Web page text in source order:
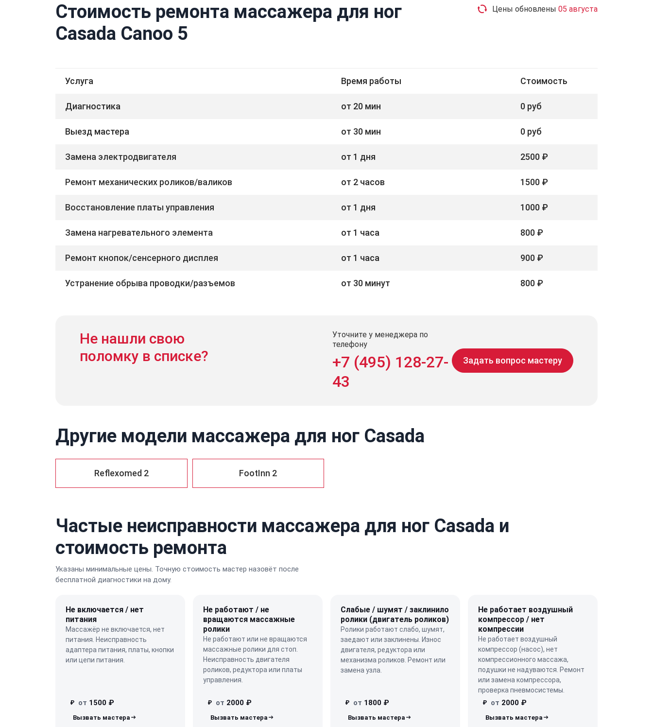
Стоимость ремонта массажера для ног
Casada Canoo 5
Цены обновлены 05 августа
Услуга Время работы Стоимость
Диагностика от 20 мин 0 руб
Выезд мастера от 30 мин 0 руб
Замена электродвигателя от 1 дня 2500 ₽
Ремонт механических роликов/валиков от 2 часов 1500 ₽
Восстановление платы управления от 1 дня 1000 ₽
Замена нагревательного элемента от 1 часа 800 ₽
Ремонт кнопок/сенсерного дисплея от 1 часа 900 ₽
Устранение обрыва проводки/разъемов от 30 минут 800 ₽
Не нашли свою
поломку в списке?
Уточните у менеджера по
телефону
+7 (495) 128-27-
43
Задать вопрос мастеру
Другие модели массажера для ног Casada
Reflexomed 2 FootInn 2
Частые неисправности массажера для ног Casada и
стоимость ремонта
Указаны минимальные цены. Точную стоимость мастер назовёт после
бесплатной диагностики на дому.
Не включается / нет
питания
Массажёр не включается, нет
питания. Неисправность
адаптера питания, платы, кнопки
или цепи питания.
₽ от 1500 ₽
Не работают / не
вращаются массажные
ролики
Не работают или не вращаются
массажные ролики для стоп.
Неисправность двигателя
роликов, редуктора или платы
управления.
₽ от 2000 ₽
Слабые / шумят / заклинило
ролики (двигатель роликов)
Ролики работают слабо, шумят,
заедают или заклинены. Износ
двигателя, редуктора или
механизма роликов. Ремонт или
замена узла.
₽ от 1800 ₽
Не работает воздушный
компрессор / нет
компрессии
Не работает воздушный
компрессор (насос), нет
компрессионного массажа,
подушки не надуваются. Ремонт
или замена компрессора,
проверка пневмосистемы.
₽ от 2000 ₽